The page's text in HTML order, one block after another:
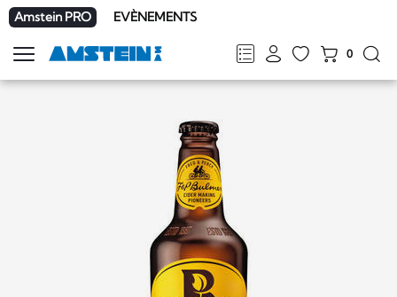
Amstein PRO EVÈNEMENTS
FRDEENIT
0
Afficher
la